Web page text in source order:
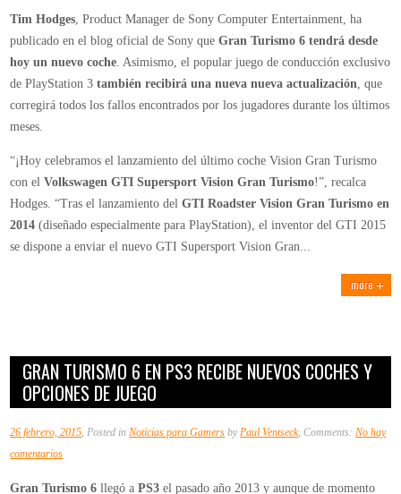
recibe
actualización
Tim Hodges , Product Manager de Sony Computer Entertainment, ha
publicado en el blog oficial de Sony queGran Turismo 6 tendrá desde
hoy un nuevo coche . Asimismo, el popular juego de conducción exclusivo
de PlayStation 3 también recibirá una nueva nueva actualización , que
corregirá todos los fallos encontrados por los jugadores durante los últimos
meses.
“¡Hoy celebramos el lanzamiento del último coche Vision Gran Turismo
con elVolkswagen GTI Supersport Vision Gran Turismo!”, recalca
Hodges. “Tras el lanzamiento delGTI Roadster Vision Gran Turismo en
2014 (diseñado especialmente para PlayStation), el inventor del GTI 2015
se dispone a enviar el nuevo GTI Supersport Vision Gran...
more
GRAN TURISMO 6 EN PS3 RECIBE NUEVOS COCHES Y
OPCIONES DE JUEGO
26 febrero, 2015 , Posted in Noticias para Gamers by Paul Ventseck, Comments: No hay
comentariosen
Gran Turismo 6 llegó aPS3 el pasado año 2013 y aunque de momento